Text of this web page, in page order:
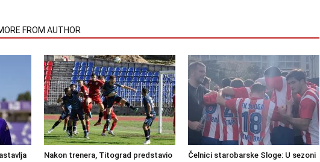
FROM AUTHOR
Nakon trenera, Titograd predstavio
Čelnici starobarske Sloge: U sezoni